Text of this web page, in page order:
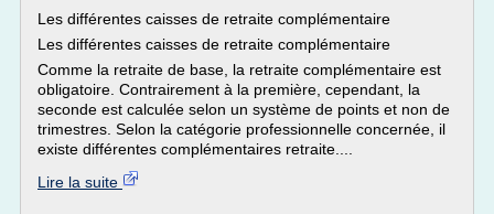
Les différentes caisses de retraite complémentaire
Les différentes caisses de retraite complémentaire
Comme la retraite de base, la retraite complémentaire est
obligatoire. Contrairement à la première, cependant, la
seconde est calculée selon un système de points et non de
trimestres. Selon la catégorie professionnelle concernée, il
existe différentes complémentaires retraite....
Lire la suite